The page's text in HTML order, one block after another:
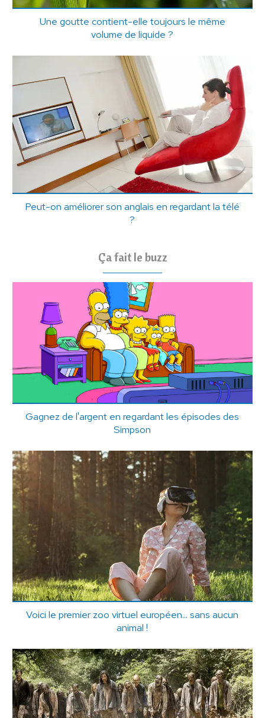
Une goutte contient-elle toujours le même
volume de liquide ?
Peut-on améliorer son anglais en regardant la télé
?
Ça fait le buzz
Gagnez de l'argent en regardant les épisodes des
Simpson
Voici le premier zoo virtuel européen... sans aucun
animal !